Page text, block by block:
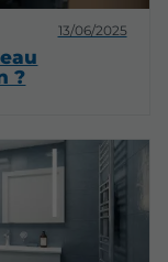
13/06/2025
?